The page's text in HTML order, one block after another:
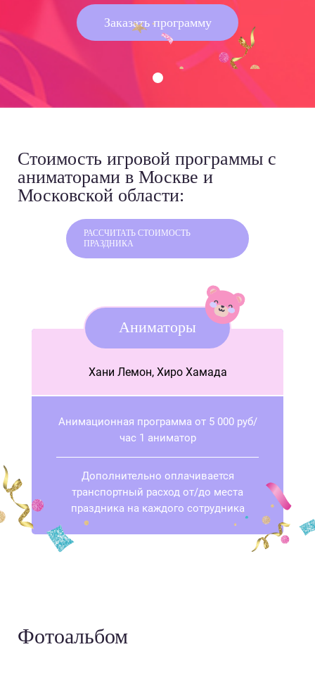
Заказать программу
Стоимость игровой программы с
аниматорами в Москве и
Московской области:
РАССЧИТАТЬ СТОИМОСТЬ
ПРАЗДНИКА
Аниматоры
Хани Лемон, Хиро Хамада
Анимационная программа от 5 000 руб/
час 1 аниматор
Дополнительно оплачивается
транспортный расход от/до места
праздника на каждого сотрудника
Фотоальбом